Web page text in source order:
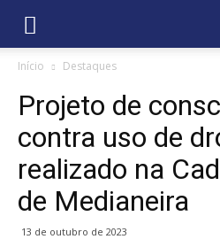
Início Destaques
Projeto de
contra uso de
realizado na
de Medianeira
13 de outubro de 2023